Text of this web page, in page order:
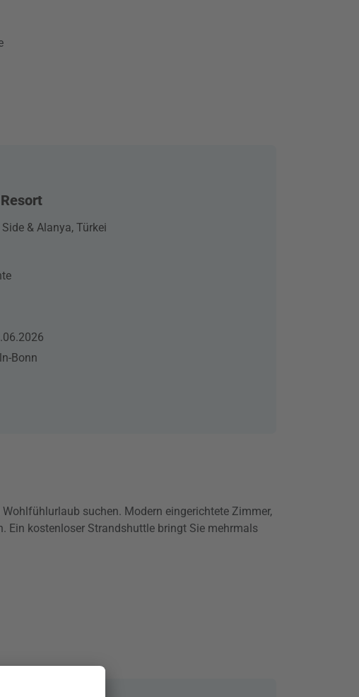
& Alanya, Türkei
Bonn
suchen. Modern eingerichtete Zimmer,
Ein kostenloser Strandshuttle bringt Sie mehrmals